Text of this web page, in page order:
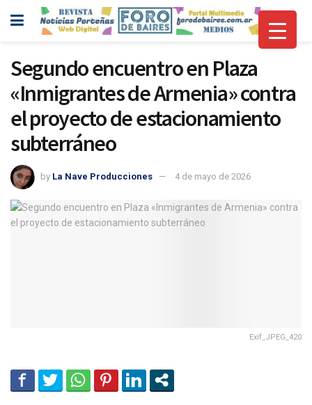
Segundo encuentro en Plaza
«Inmigrantes de Armenia» contra
el proyecto de estacionamiento
subterráneo
by La Nave Producciones 4 de mayo de 2026
Exif_JPEG_420